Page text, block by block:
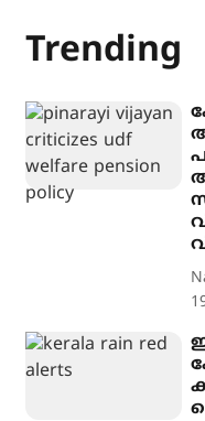
Trending